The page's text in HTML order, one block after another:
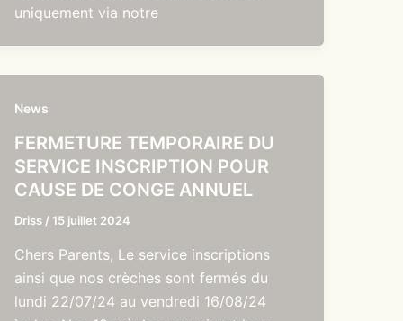
uniquement via notre
News
FERMETURE TEMPORAIRE DU
SERVICE INSCRIPTION POUR
CAUSE DE CONGE ANNUEL
Driss / 15 juillet 2024
Chers Parents, Le service inscriptions
ainsi que nos crèches sont fermés du
lundi 22/07/24 au vendredi 16/08/24